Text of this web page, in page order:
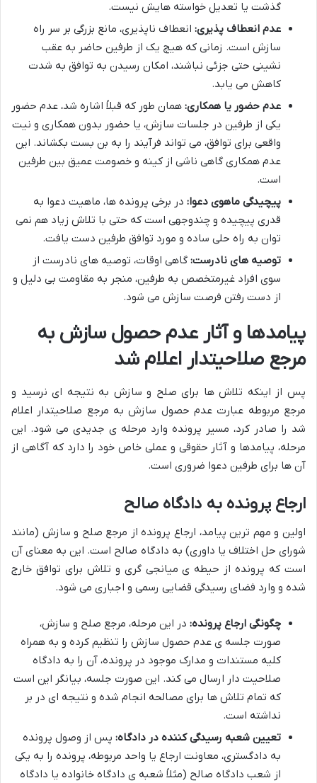
گذشت یا تعدیل خواسته هایش نیست.
عدم انعطاف پذیری: انعطاف ناپذیری، مانع بزرگی بر سر راه
سازش است. زمانی که هیچ یک از طرفین حاضر به عقب
نشینی حتی جزئی نباشند، امکان رسیدن به توافق به شدت
کاهش می یابد.
عدم حضور یا همکاری: همان طور که قبلاً اشاره شد، عدم حضور
یکی از طرفین در جلسات سازش، یا حضور بدون همکاری و نیت
واقعی برای توافق، می تواند فرآیند را به بن بست بکشاند. این
عدم همکاری گاهی ناشی از کینه و خصومت عمیق بین طرفین
است.
پیچیدگی ماهوی دعوا: در برخی پرونده ها، ماهیت دعوا به
قدری پیچیده و چندوجهی است که حتی با تلاش زیاد هم نمی
توان به راه حلی ساده و مورد توافق طرفین دست یافت.
توصیه های نادرست: گاهی اوقات، توصیه های نادرست از
سوی افراد غیرمتخصص به طرفین، منجر به مقاومت بی دلیل و
از دست رفتن فرصت سازش می شود.
پیامدها و آثار عدم حصول سازش به
مرجع صلاحیتدار اعلام شد
پس از اینکه تلاش ها برای صلح و سازش به نتیجه ای نرسید و
مرجع مربوطه عبارت عدم حصول سازش به مرجع صلاحیتدار اعلام
شد را صادر کرد، مسیر پرونده وارد مرحله ی جدیدی می شود. این
مرحله، پیامدها و آثار حقوقی و عملی خاص خود را دارد که آگاهی از
آن ها برای طرفین دعوا ضروری است.
ارجاع پرونده به دادگاه صالح
اولین و مهم ترین پیامد، ارجاع پرونده از مرجع صلح و سازش (مانند
شورای حل اختلاف یا داوری) به دادگاه صالح است. این به معنای آن
است که پرونده از حیطه ی میانجی گری و تلاش برای توافق خارج
شده و وارد فضای رسیدگی قضایی رسمی و اجباری می شود.
چگونگی ارجاع پرونده: در این مرحله، مرجع صلح و سازش،
صورت جلسه ی عدم حصول سازش را تنظیم کرده و به همراه
کلیه مستندات و مدارک موجود در پرونده، آن را به دادگاه
صلاحیت دار ارسال می کند. این صورت جلسه، بیانگر این است
که تمام تلاش ها برای مصالحه انجام شده و نتیجه ای در بر
نداشته است.
تعیین شعبه رسیدگی کننده در دادگاه: پس از وصول پرونده
به دادگستری، معاونت ارجاع یا واحد مربوطه، پرونده را به یکی
از شعب دادگاه صالح (مثلاً شعبه ی دادگاه خانواده یا دادگاه